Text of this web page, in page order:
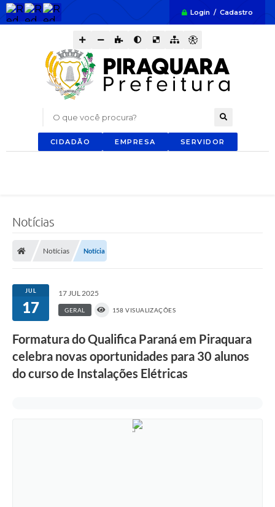
Login / Cadastro
O que você procura?
CIDADÃO EMPRESA SERVIDOR
Notícias
Notícias Notícia
JUL
17
17 JUL 2025
GERAL 158 VISUALIZAÇÕES
Formatura do Qualifica Paraná em Piraquara
celebra novas oportunidades para 30 alunos
do curso de Instalações Elétricas